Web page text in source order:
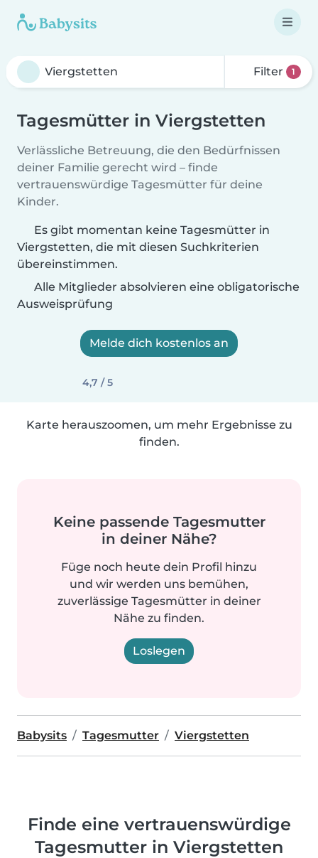
Filter 1
Tagesmütter in Viergstetten
Verlässliche Betreuung, die den Bedürfnissen
deiner Familie gerecht wird – finde
vertrauenswürdige Tagesmütter für deine
Kinder.
Es gibt momentan keine Tagesmütter in
Viergstetten, die mit diesen Suchkriterien
übereinstimmen.
Alle Mitglieder absolvieren eine obligatorische
Ausweisprüfung
Melde dich kostenlos an
4,7 / 5
Karte herauszoomen, um mehr Ergebnisse zu
finden.
Keine passende Tagesmutter
in deiner Nähe?
Füge noch heute dein Profil hinzu
und wir werden uns bemühen,
zuverlässige Tagesmütter in deiner
Nähe zu finden.
Loslegen
Babysits Tagesmutter Viergstetten
Finde eine vertrauenswürdige
Tagesmutter in Viergstetten